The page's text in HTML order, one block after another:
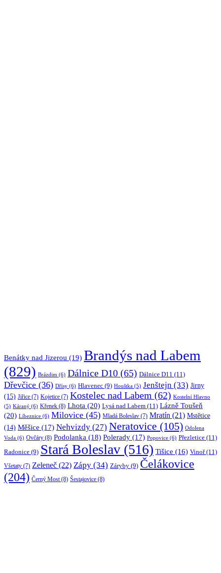
Benátky nad Jizerou (19) Brandýs nad Labem
(829) Brázdim (6) Dálnice D10 (65) Dálnice D11 (11)
Dřevčice (36) Dřísy (6) Hlavenec (9) Houštka (5) Jenštejn (33) Jirny
(15) Jiřice (7) Kojetice (7) Kostelec nad Labem (62) Kostelní Hlavno
(5) Káraný (6) Křenek (8) Lhota (20) Lysá nad Labem (11) Lázně Toušeň
(20) Líbeznice (6) Milovice (45) Mladá Boleslav (7) Mratín (21) Mstětice
(14) Měšice (17) Nehvizdy (27) Neratovice (105) Odolena
Voda (6) Ovčáry (8) Podolanka (18) Polerady (17) Popovice (6) Přezletice (11)
Radonice (9) Stará Boleslav (516) Tišice (16) Vinoř(11)
Všetaty (7) Zeleneč (22) Zápy (34) Záryby (9) Čelákovice
(204) Černý Most (8) Šestajovice (8)